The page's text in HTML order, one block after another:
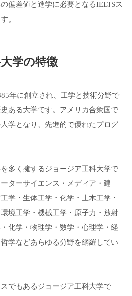
偏差値と進学に必要となるIELTSス
。
学の特徴
年に創立され、工学と技術分野で
ある大学です。アメリカ合衆国で
学となり、先進的で優れたプログ
多く擁するジョージア工科大学で
ターサイエンス・メディア・建
学・生体工学・化学・土木工学・
境工学・機械工学・原子力・放射
化学・物理学・数学・心理学・経
学などあらゆる分野を網羅してい
でもあるジョージア工科大学で